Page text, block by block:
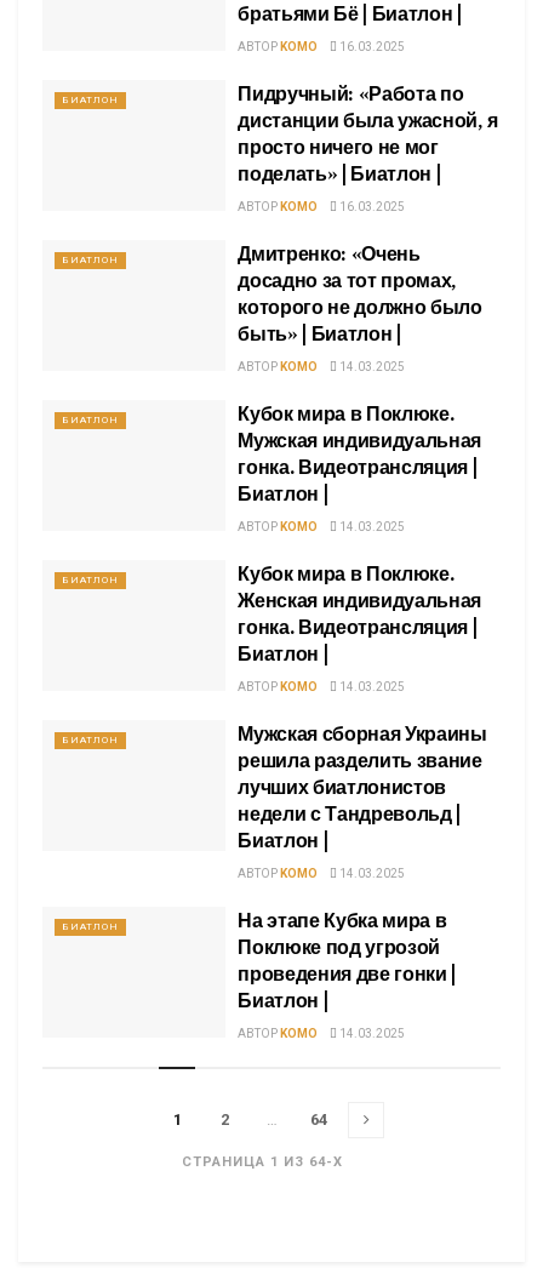
братьями Бё | Биатлон |
АВТОР KOMO 16.03.2025
БИАТЛОН
Пидручный: «Работа по
дистанции была ужасной, я
просто ничего не мог
поделать» | Биатлон |
АВТОР KOMO 16.03.2025
БИАТЛОН
Дмитренко: «Очень
досадно за тот промах,
которого не должно было
быть» | Биатлон |
АВТОР KOMO 14.03.2025
БИАТЛОН
Кубок мира в Поклюке.
Мужская индивидуальная
гонка. Видеотрансляция |
Биатлон |
АВТОР KOMO 14.03.2025
БИАТЛОН
Кубок мира в Поклюке.
Женская индивидуальная
гонка. Видеотрансляция |
Биатлон |
АВТОР KOMO 14.03.2025
БИАТЛОН
Мужская сборная Украины
решила разделить звание
лучших биатлонистов
недели с Тандревольд |
Биатлон |
АВТОР KOMO 14.03.2025
БИАТЛОН
На этапе Кубка мира в
Поклюке под угрозой
проведения две гонки |
Биатлон |
АВТОР KOMO 14.03.2025
СТРАНИЦА 1 ИЗ 64-X
1 2 … 64